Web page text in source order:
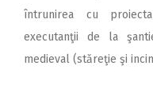
întrunirea cu
executanţii de la
medieval (stăreţie şi